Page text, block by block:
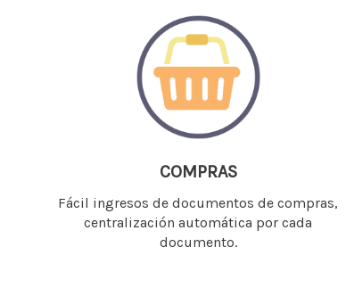
COMPRAS
Fácil ingresos de documentos de compras,
centralización automática por cada
documento.